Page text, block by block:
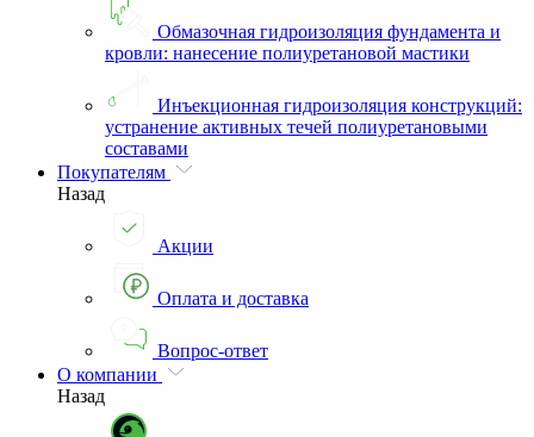
Обмазочная гидроизоляция фундамента и
кровли: нанесение полиуретановой мастики
Инъекционная гидроизоляция конструкций:
устранение активных течей полиуретановыми
составами
Покупателям
Назад
Акции
Оплата и доставка
Вопрос-ответ
О компании
Назад